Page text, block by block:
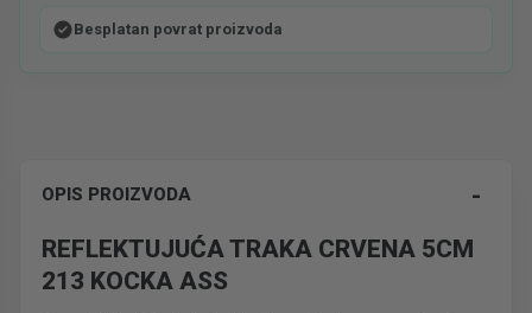
Besplatan povrat proizvoda
OPIS PROIZVODA
REFLEKTUJUĆA TRAKA CRVENA 5CM
213 KOCKA ASS
-